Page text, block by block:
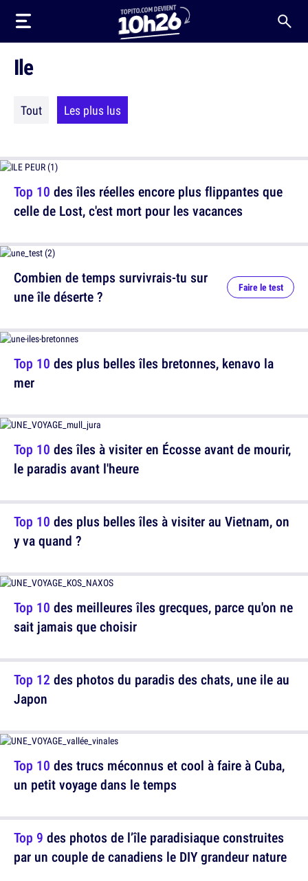
Ile
Tout Les plus lus
Top 10 des îles réelles encore plus flippantes que
celle de Lost, c'est mort pour les vacances
Combien de temps survivrais-tu sur
une île déserte ?
Faire le test
Top 10 des îles à visiter en Écosse avant de mourir,
le paradis avant l'heure
Top 10 des meilleures îles grecques, parce qu'on ne
sait jamais que choisir
Top 10 des trucs méconnus et cool à faire à Cuba,
un petit voyage dans le temps
Top 10 des plus belles îles bretonnes, kenavo la
mer
Top 10 des plus belles îles à visiter au Vietnam, on
y va quand ?
Top 12 des photos du paradis des chats, une ile au
Japon
Top 9 des photos de l’île paradisiaque construites
par un couple de canadiens le DIY grandeur nature